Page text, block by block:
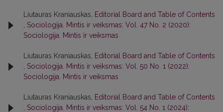
Liutauras Kraniauskas,
Editorial Board and Table of Contents
Sociologija. Mintis ir veiksmas: Vol. 47 No. 2 (2020):
Sociologija. Mintis ir veiksmas
Liutauras Kraniauskas,
Editorial Board and Table of Contents
Sociologija. Mintis ir veiksmas: Vol. 50 No. 1 (2022):
Sociologija. Mintis ir veiksmas
Liutauras Kraniauskas,
Editorial Board and Table of Contents
Sociologija. Mintis ir veiksmas: Vol. 54 No. 1 (2024):